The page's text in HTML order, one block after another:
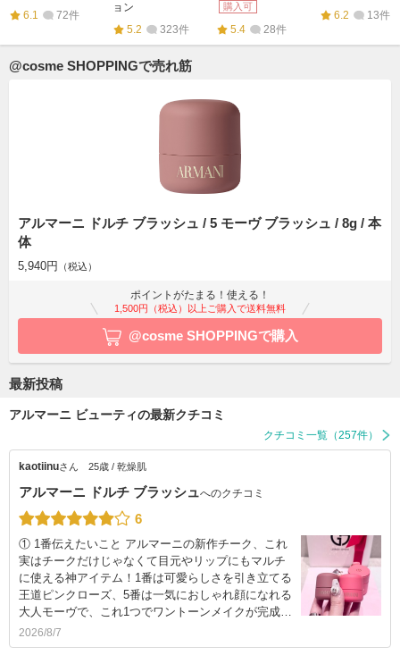
6.1 72件
ョン
5.2
323件
購入可
5.4 28件
6.2 13件
@cosme SHOPPINGで売れ筋
アルマーニ ドルチ ブラッシュ / 5 モーヴ ブラッシュ / 8g / 本
体
5,940円 （税込）
ポイントがたまる！使える！
1,500円（税込）以上ご購入で送料無料
@cosme SHOPPINGで購入
最新投稿
アルマーニ ビューティの最新クチコミ
クチコミ一覧（257件）
kaotiinuさん 25歳 / 乾燥肌
アルマーニ ドルチ ブラッシュへのクチコミ
6
① 1番伝えたいこと アルマーニの新作チーク、これ
実はチークだけじゃなくて目元やリップにもマルチ
に使える神アイテム！1番は可愛らしさを引き立てる
王道ピンクローズ、5番は一気におしゃれ顔になれる
大人モーヴで、これ1つでワントーンメイクが完成…
2026/8/7